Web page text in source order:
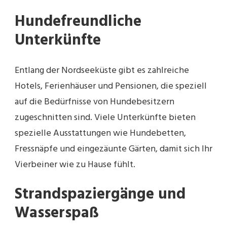
Hundefreundliche
Unterkünfte
Entlang der Nordseeküste gibt es zahlreiche
Hotels, Ferienhäuser und Pensionen, die speziell
auf die Bedürfnisse von Hundebesitzern
zugeschnitten sind. Viele Unterkünfte bieten
spezielle Ausstattungen wie Hundebetten,
Fressnäpfe und eingezäunte Gärten, damit sich Ihr
Vierbeiner wie zu Hause fühlt.
Strandspaziergänge und
Wasserspaß